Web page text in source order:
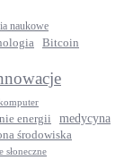
naukowe
Bitcoin
energii medycyna
środowiska
słoneczne